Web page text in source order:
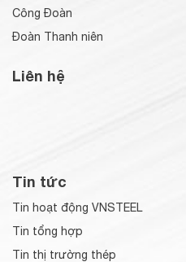
Công Đoàn
Đoàn Thanh niên
Liên hệ
Tin tức
Tin hoạt động VNSTEEL
Tin tổng hợp
Tin thị trường thép